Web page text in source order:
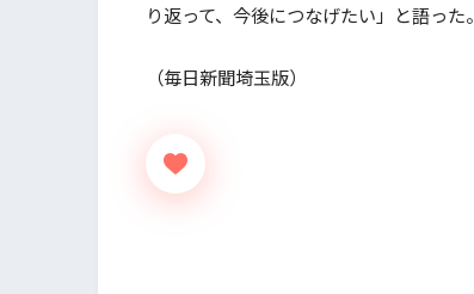
り返って、今後につなげたい」と語った。
（毎日新聞埼玉版）